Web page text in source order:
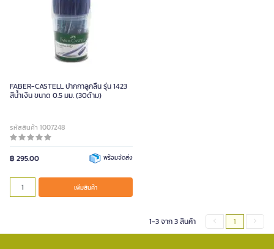
FABER-CASTELL ปากกาลูกลื่น รุ่น 1423
สีน้ำเงิน ขนาด 0.5 มม. (30ด้าม)
รหัสสินค้า 1007248
฿ 295.00 พร้อมจัดส่ง
เพิ่มสินค้า
1-3 จาก 3 สินค้า 1